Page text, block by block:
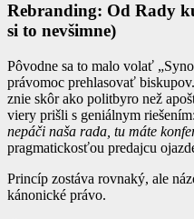
Rebranding: Od Rady
si to nevšimne)
Pôvodne sa to malo volať
právomoc prehlasovať
znie skôr ako politbyro než
viery prišli s geniálnym riešením:
nepáči naša rada, tu máte
pragmatickosťou predajcu
Princíp zostáva rovnaký, ale
kánonické právo.